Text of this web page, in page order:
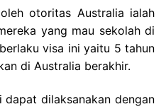
otoritas Australia ialah
yang mau sekolah di
visa ini yaitu 5 tahun
di Australia berakhir.
dapat dilaksanakan dengan